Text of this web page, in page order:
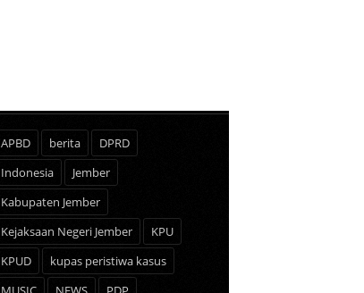
APBD berita
DPRD
Indonesia
Jember
Kabupaten Jember
Kejaksaan Negeri Jember
KPU
KPUD
kupas peristiwa kasus